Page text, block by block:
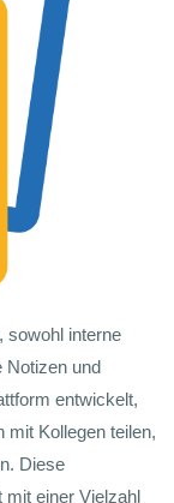
sowohl interne
Notizen und
entwickelt,
mit Kollegen teilen,
Diese
mit einer Vielzahl